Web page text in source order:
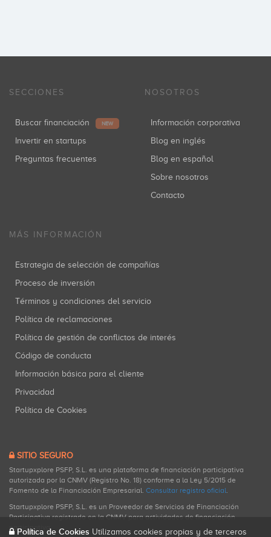
SECCIONES
Buscar financiación NEW
Invertir en startups
Preguntas frecuentes
NOSOTROS
Información corporativa
Blog en inglés
Blog en español
Sobre nosotros
Contacto
MÁS INFORMACIÓN
Estrategia de selección de compañías
Proceso de inversión
Términos y condiciones del servicio
Política de reclamaciones
Política de gestión de conflictos de interés
Código de conducta
Información básica para el cliente
Privacidad
Política de Cookies
SITIO SEGURO
Startupxplore PSFP, S.L. es una plataforma de financiación participativa
autorizada por la CNMV (Registro No. 18) conforme a la Ley 5/2015 de
Fomento de la Financiación Empresarial. Consultar registro oficial.
Startupxplore PSFP, S.L. es un Proveedor de Servicios de Financiación
Participativa registrado en la CNMV para actividades de financiación
participativa.
Política de Cookies Utilizamos cookies propias y de terceros